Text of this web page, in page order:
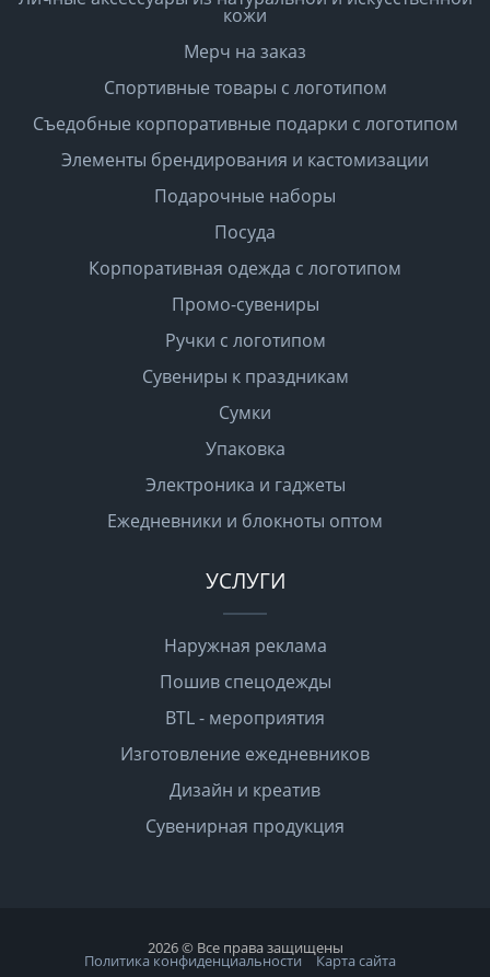
кожи
Мерч на заказ
Спортивные товары с логотипом
Съедобные корпоративные подарки с логотипом
Элементы брендирования и кастомизации
Подарочные наборы
Посуда
Корпоративная одежда с логотипом
Промо-сувениры
Ручки с логотипом
Сувениры к праздникам
Сумки
Упаковка
Электроника и гаджеты
Ежедневники и блокноты оптом
УСЛУГИ
Наружная реклама
Пошив спецодежды
BTL - мероприятия
Изготовление ежедневников
Дизайн и креатив
Сувенирная продукция
2026 © Все права защищены
Политика конфиденциальности Карта сайта